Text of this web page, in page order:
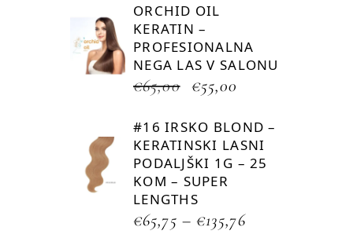
ORCHID OIL
KERATIN –
PROFESIONALNA
NEGA LAS V SALONU
€65,00 €55,00
#16 IRSKO BLOND –
KERATINSKI LASNI
PODALJŠKI 1G – 25
KOM – SUPER
LENGTHS
€65,75 – €135,76